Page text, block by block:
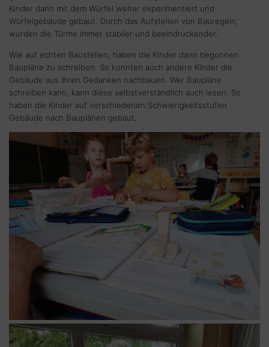
Kinder dann mit dem Würfel weiter experimentiert und
Würfelgebäude gebaut. Durch das Aufstellen von Bauregeln,
wurden die Türme immer stabiler und beeindruckender.
Wie auf echten Baustellen, haben die Kinder dann begonnen
Baupläne zu schreiben. So konnten auch andere Kinder die
Gebäude aus ihren Gedanken nachbauen. Wer Baupläne
schreiben kann, kann diese selbstverständlich auch lesen. So
haben die Kinder auf verschiedenen Schwierigkeitsstufen
Gebäude nach Bauplänen gebaut.